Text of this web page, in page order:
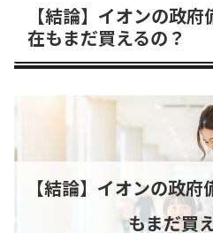
【結論】イオンの政
在もまだ買えるの？
【結論】イオンの政
もまだ買